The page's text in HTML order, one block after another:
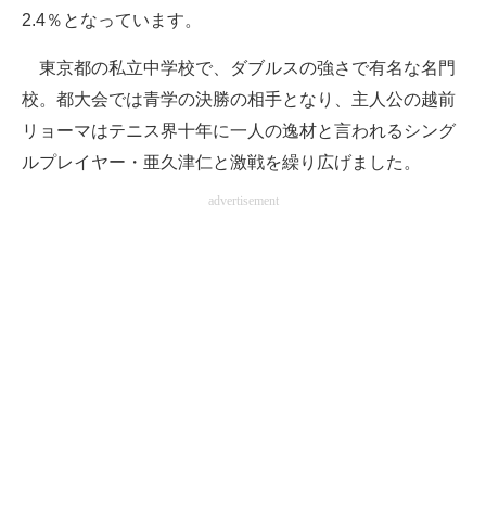
2.4％となっています。
東京都の私立中学校で、ダブルスの強さで有名な名門
校。都大会では青学の決勝の相手となり、主人公の越前
リョーマはテニス界十年に一人の逸材と言われるシング
ルプレイヤー・亜久津仁と激戦を繰り広げました。
advertisement